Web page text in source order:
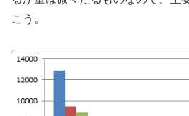
こう。